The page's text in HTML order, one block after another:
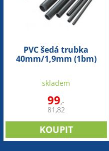
PVC šedá trubka
40mm/1,9mm (1bm)
skladem
99,-
81,82